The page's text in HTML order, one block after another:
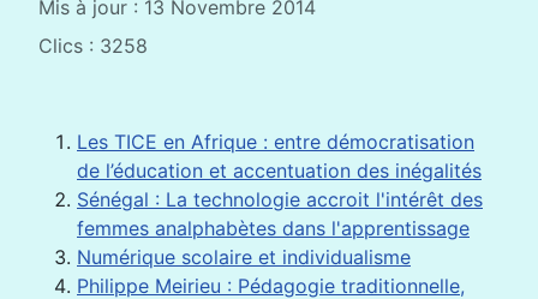
Mis à jour : 13 Novembre 2014
Clics : 3258
Les TICE en Afrique : entre démocratisation
de l’éducation et accentuation des inégalités
Sénégal : La technologie accroit l'intérêt des
femmes analphabètes dans l'apprentissage
Numérique scolaire et individualisme
Philippe Meirieu : Pédagogie traditionnelle,